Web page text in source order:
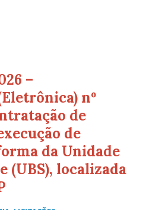
–
nº
de
de
da Unidade
(UBS), localizada